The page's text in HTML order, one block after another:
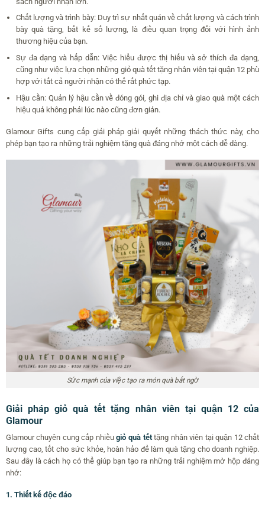
Chất lượng và trình bày: Duy trì sự nhất quán về chất lượng và cách trình
bày quà tặng, bất kể số lượng, là điều quan trọng đối với hình ảnh
thương hiệu của bạn.
Sự đa dạng và hấp dẫn: Việc hiểu được thị hiếu và sở thích đa dạng,
cũng như việc lựa chọn những giỏ quà tết tặng nhân viên tại quận 12 phù
hợp với tất cả người nhận có thể rất phức tạp.
Hậu cần: Quản lý hậu cần về đóng gói, ghi địa chỉ và giao quà một cách
hiệu quả không phải lúc nào cũng đơn giản.
Glamour Gifts cung cấp giải pháp giải quyết những thách thức này, cho
phép bạn tạo ra những trải nghiệm tặng quà đáng nhớ một cách dễ dàng.
Sức mạnh của việc tạo ra món quà bất ngờ
Giải pháp giỏ quà tết tặng nhân viên tại quận 12 của
Glamour
Glamour chuyên cung cấp nhiềugiỏ quà tếttặng nhân viên tại quận 12 chất
lượng cao, tốt cho sức khỏe, hoàn hảo để làm quà tặng cho doanh nghiệp.
Sau đây là cách họ có thể giúp bạn tạo ra những trải nghiệm mở hộp đáng
nhớ:
1. Thiết kế độc đáo